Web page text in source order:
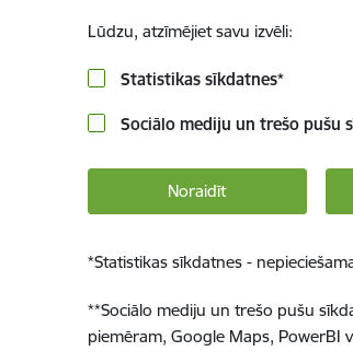
Lūdzu, atzīmējiet savu izvēli:
Statistikas sīkdatnes*
Sociālo mediju un trešo pušu
Noraidīt
*Statistikas sīkdatnes -
**Sociālo mediju un trešo pušu
piemēram, Google Maps, PowerBI